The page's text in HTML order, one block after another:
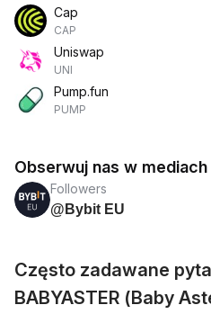
Cap
CAP
Uniswap
UNI
Pump.fun
PUMP
Obserwuj nas w
Followers
@Bybit EU
Często zadawane
BABYASTER (Baby